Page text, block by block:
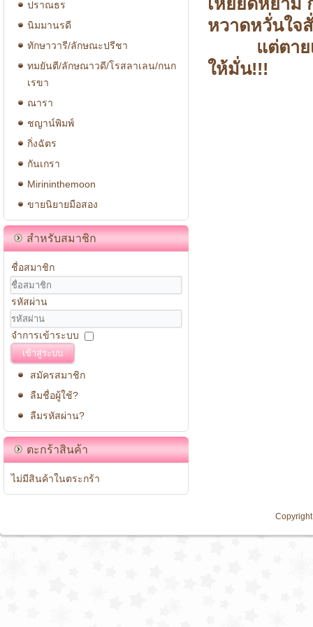
ปราณธร
นิมมานรดี
ทักษาวารี/ลักษณะปรีชา
ทมยันตี/ลักษณาวดี/โรสลาเลน/กนก
เรขา
ณารา
ชญาน์พิมพ์
กิ่งฉัตร
กันเกรา
Mirininthemoon
ขายนิยายมือสอง
สำหรับสมาชิก
ชื่อสมาชิก
รหัสผ่าน
จำการเข้าระบบ
เข้าสู่ระบบ
สมัครสมาชิก
ลืมชื่อผู้ใช้?
ลืมรหัสผ่าน?
ตะกร้าสินค้า
ไม่มีสินค้าในตระกร้า
หวาดหวั่นใจ
แต่ตายเป็น
ให้มั่น!!!